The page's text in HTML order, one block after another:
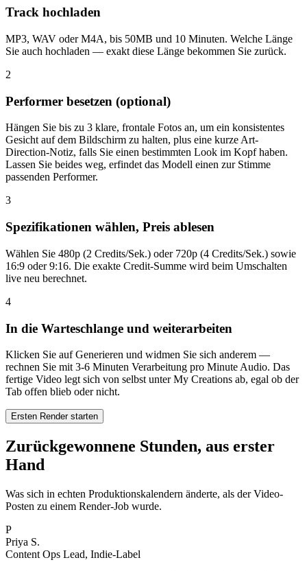
Track hochladen
MP3, WAV oder M4A, bis 50MB und 10 Minuten. Welche Länge
Sie auch hochladen — exakt diese Länge bekommen Sie zurück.
2
Performer besetzen (optional)
Hängen Sie bis zu 3 klare, frontale Fotos an, um ein konsistentes
Gesicht auf dem Bildschirm zu halten, plus eine kurze Art-
Direction-Notiz, falls Sie einen bestimmten Look im Kopf haben.
Lassen Sie beides weg, erfindet das Modell einen zur Stimme
passenden Performer.
3
Spezifikationen wählen, Preis ablesen
Wählen Sie 480p (2 Credits/Sek.) oder 720p (4 Credits/Sek.) sowie
16:9 oder 9:16. Die exakte Credit-Summe wird beim Umschalten
live neu berechnet.
4
In die Warteschlange und weiterarbeiten
Klicken Sie auf Generieren und widmen Sie sich anderem —
rechnen Sie mit 3-6 Minuten Verarbeitung pro Minute Audio. Das
fertige Video legt sich von selbst unter My Creations ab, egal ob der
Tab offen blieb oder nicht.
Ersten Render starten
Zurückgewonnene Stunden, aus erster
Hand
Was sich in echten Produktionskalendern änderte, als der Video-
Posten zu einem Render-Job wurde.
P
Priya S.
Content Ops Lead, Indie-Label